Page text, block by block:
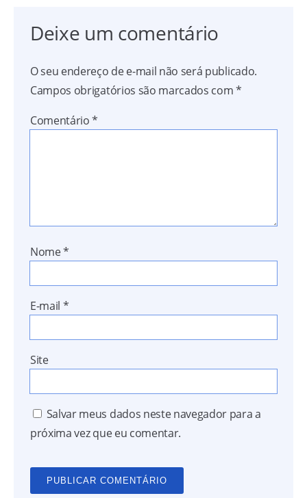
Deixe um comentário
O seu endereço de e-mail não será publicado.
Campos obrigatórios são marcados com*
Comentário*
Nome*
E-mail *
Site
Salvar meus dados neste navegador para a
próxima vez que eu comentar.